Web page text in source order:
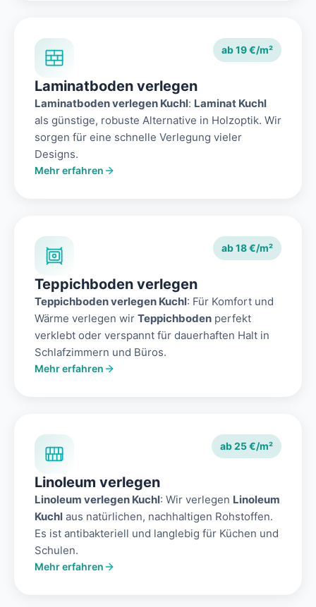
ab 19 €/m²
Laminatboden verlegen
Laminatboden verlegen Kuchl: Laminat Kuchl
als günstige, robuste Alternative in Holzoptik. Wir
sorgen für eine schnelle Verlegung vieler
Designs.
Mehr erfahren
ab 18 €/m²
Teppichboden verlegen
Teppichboden verlegen Kuchl: Für Komfort und
Wärme verlegen wir Teppichboden perfekt
verklebt oder verspannt für dauerhaften Halt in
Schlafzimmern und Büros.
Mehr erfahren
ab 25 €/m²
Linoleum verlegen
Linoleum verlegen Kuchl: Wir verlegen Linoleum
Kuchl aus natürlichen, nachhaltigen Rohstoffen.
Es ist antibakteriell und langlebig für Küchen und
Schulen.
Mehr erfahren